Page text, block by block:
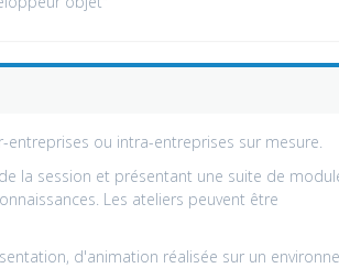
ou intra-entreprises sur mesure.
la session et présentant une suite de
Les ateliers peuvent être
d'animation réalisée sur un